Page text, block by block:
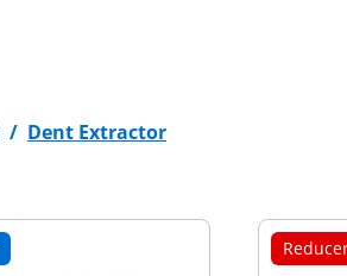
/ Dent Extractor